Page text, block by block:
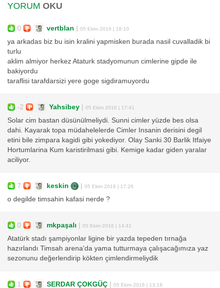
YORUM OKU
0 vertblan | 05 Ekim 2016 | 18:10
ya arkadas biz bu isin kralini yapmisken burada nasil cuvalladik bi
turlu
aklim almiyor herkez Ataturk stadyomunun cimlerine gipde ile
bakiyordu
taraflisi tarafdarsizi yere goge sigdiramuyordu
-2 Yahsibey | 05 Ekim 2016 | 17:41
Solar cim bastan düsünülmeliydi. Sunni cimler yüzde bes olsa
dahi. Kayarak topa müdahelelerde Cimler Insanin derisini degil
etini bile zimpara kagidi gibi yokediyor. Olay Sanki 30 Barlik Itfaiye
Hortumlarina Kum karistirilmasi gibi. Kemige kadar giden yaralar
aciliyor.
7 keskin | 05 Ekim 2016 | 17:26
o degilde timsahin kafasi nerde ?
0 mkpaşalı | 05 Ekim 2016 | 14:41
Atatürk stadı şampiyonlar ligine bir yazda tepeden tırnağa
hazırlandı Timsah arena'da yama tutturmaya çalışacağımıza yaz
sezonunu değerlendirip kökten çimlendirmeliydik
1 SERDAR ÇOKGÜÇ | 05 Ekim 2016 | 13:18